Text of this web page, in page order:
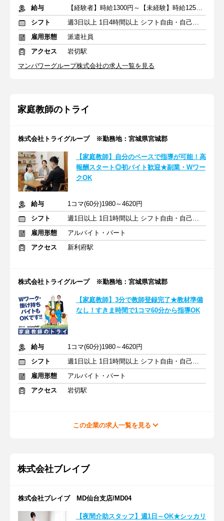
給与
【経験者】時給1300円～【未経験】時給1250円～ ※交通費全額
シフト
週3日以上 1日4時間以上 シフト自由・自己申告
雇用形態
派遣社員
アクセス
岩切駅
マンパワーグループ株式会社の求人一覧を見る
家庭教師のトライ
株式会社トライグループ ※勤務地：宮城県宮城郡
【家庭教師】自分のペースで指導が可能！高
報酬スタート◎初バイト歓迎★副業・Wワー
クOK
給与
1コマ(60分)1980～4620円
シフト
週1日以上 1日1時間以上 シフト自由・自己申告
雇用形態
アルバイト・パート
アクセス
新利府駅
株式会社トライグループ ※勤務地：宮城県宮城郡
【家庭教師】3分で教師登録完了★教材準備
なし！すきま時間で1コマ60分から指導OK
給与
1コマ(60分)1980～4620円
シフト
週1日以上 1日1時間以上 シフト自由・自己申告
雇用形態
アルバイト・パート
アクセス
岩切駅
この企業の求人一覧を見る
株式会社ブレイブ
株式会社ブレイブ MD仙台支店/MD04
【夜間介助スタッフ】週1日～OK★シッカリ